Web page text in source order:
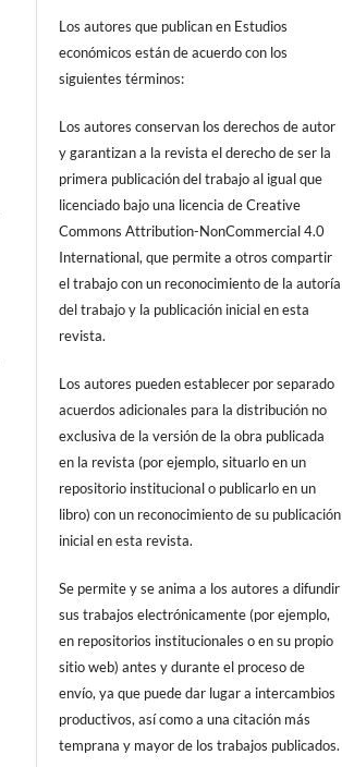
Los autores que publican en Estudios
económicos están de acuerdo con los
siguientes términos:
Los autores conservan los derechos de autor
y garantizan a la revista el derecho de ser la
primera publicación del trabajo al igual que
licenciado bajo una licencia de Creative
Commons Attribution-NonCommercial 4.0
International, que permite a otros compartir
el trabajo con un reconocimiento de la autoría
del trabajo y la publicación inicial en esta
revista.
Los autores pueden establecer por separado
acuerdos adicionales para la distribución no
exclusiva de la versión de la obra publicada
en la revista (por ejemplo, situarlo en un
repositorio institucional o publicarlo en un
libro) con un reconocimiento de su publicación
inicial en esta revista.
Se permite y se anima a los autores a difundir
sus trabajos electrónicamente (por ejemplo,
en repositorios institucionales o en su propio
sitio web) antes y durante el proceso de
envío, ya que puede dar lugar a intercambios
productivos, así como a una citación más
temprana y mayor de los trabajos publicados.